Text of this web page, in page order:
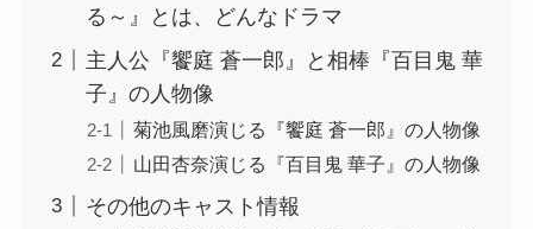
る～』とは、どんなドラマ
主人公『饗庭 蒼一郎』と相棒『百目鬼 華
子』の人物像
菊池風磨演じる『饗庭 蒼一郎』の人物像
山田杏奈演じる『百目鬼 華子』の人物像
その他のキャスト情報